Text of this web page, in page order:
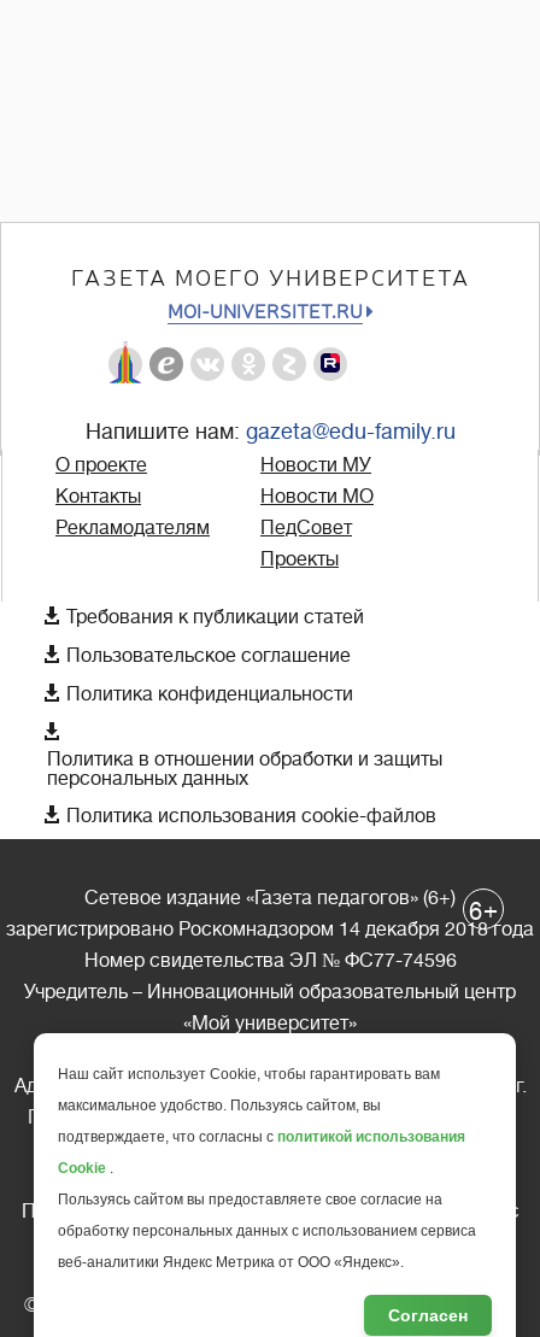
ГАЗЕТА МОЕГО УНИВЕРСИТЕТА
MOI-UNIVERSITET.RU
Напишите нам: gazeta@edu-family.ru
О проекте
Контакты
Рекламодателям
Новости МУ
Новости МО
ПедСовет
Проекты
 Требования к публикации статей
 Пользовательское соглашение
 Политика конфиденциальности

Политика в отношении обработки и защиты
персональных данных
 Политика использования cookie-файлов
Сетевое издание «Газета педагогов» (6+)
зарегистрировано Роскомнадзором 14 декабря 2018 года
Номер свидетельства ЭЛ № ФС77-74596
Учредитель – Инновационный образовательный центр
«Мой университет»
Адрес редакции: 185035 Россия, Республика Карелия, г.
Петрозаводск, ул. Фридриха Энгельса д.10, офис 211
Телефон редакции: +7 (499) 685-10-45
Перепечатка материалов газеты допускается только c
письменного разрешения редакции
Ссылка на «Газету педагогов» обязательна.
© АНО ДПО "Инновационный образовательный центр
6+
Наш сайт использует Cookie, чтобы гарантировать вам
максимальное удобство. Пользуясь сайтом, вы
подтверждаете, что согласны с политикой использования
Cookie .
Пользуясь сайтом вы предоставляете свое согласие на
обработку персональных данных с использованием сервиса
веб-аналитики Яндекс Метрика от ООО «Яндекс».
Согласен